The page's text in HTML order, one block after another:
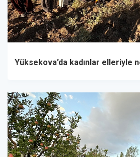
Yüksekova’da kadınlar elleriyle